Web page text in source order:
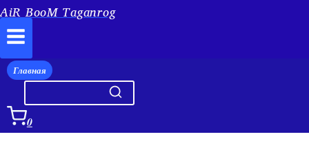
AiR BooM Taganrog
Главная
0